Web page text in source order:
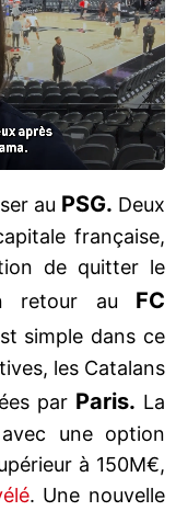
au PSG. Deux
française,
de quitter le
retour au FC
simple dans ce
les Catalans
par Paris. La
une option
à 150M€,
. Une nouvelle